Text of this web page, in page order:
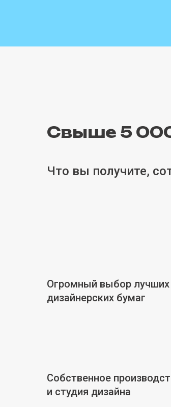
Свыше 5
Что вы получите,
Огромный выбор лучших
дизайнерских бумаг
Собственное
и студия дизайна